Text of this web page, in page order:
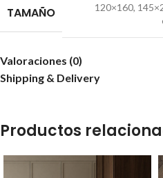
TAMAÑO 120×160,
Valoraciones (0)
Shipping & Delivery
Productos